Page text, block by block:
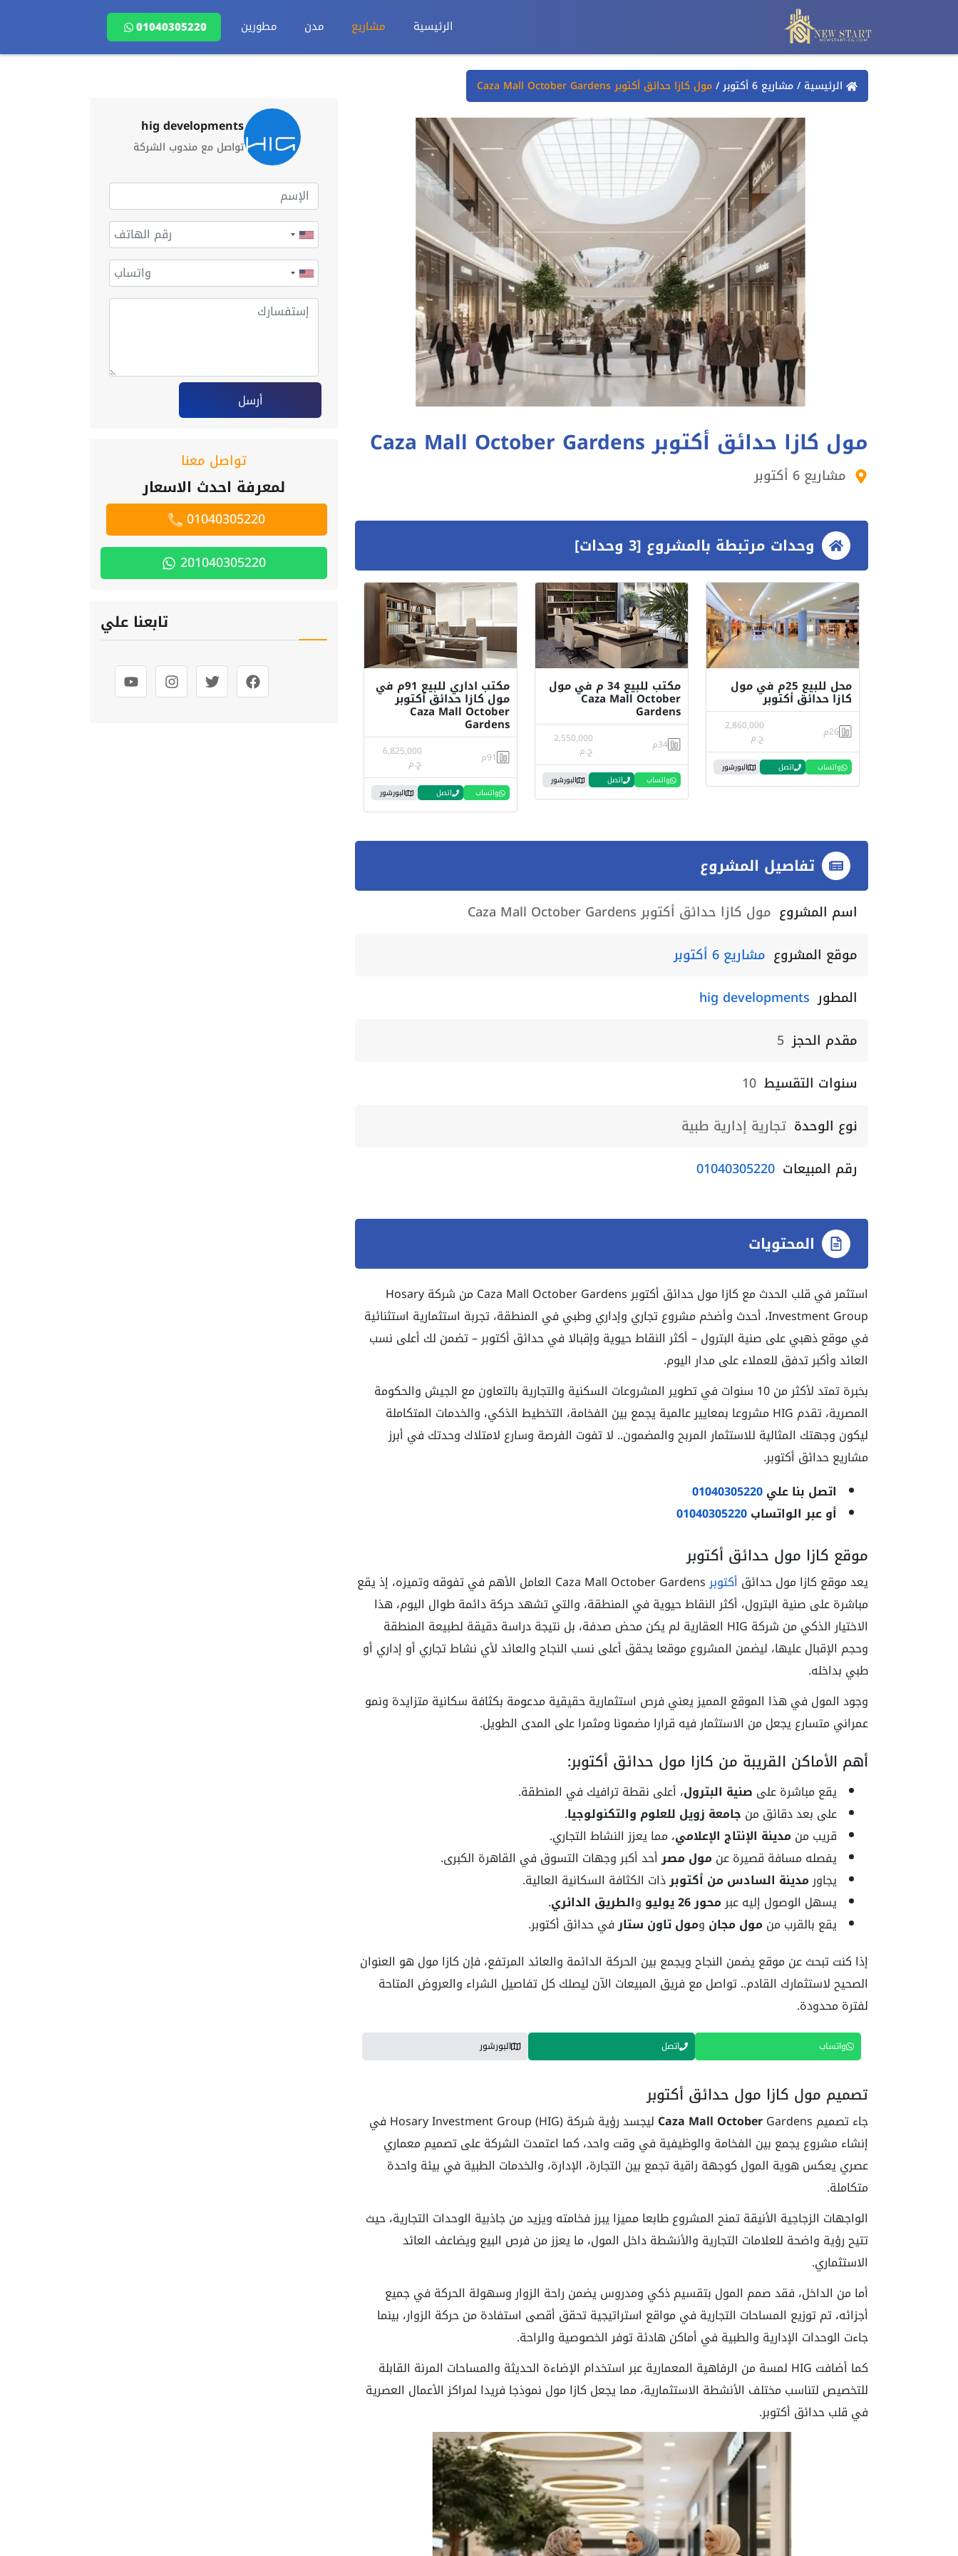
الرئيسية مشاريع مدن مطورين 01040305220
الرئيسية /مشاريع 6 أكتوبر /مول كازا حدائق أكتوبر Caza Mall October Gardens
مول كازا حدائق أكتوبر Caza Mall October Gardens
مشاريع 6 أكتوبر
وحدات مرتبطة بالمشروع [3 وحدات]
محل للبيع 25م في مول
كازا حدائق أكتوبر
26م
2,860,000
ج.م
واتساب اتصل البورشور
مكتب للبيع 34 م في مول
Caza Mall October
Gardens
34م
2,550,000
ج.م
واتساب اتصل البورشور
مكتب اداري للبيع 91م في
مول كازا حدائق أكتوبر
Caza Mall October
Gardens
91م
6,825,000
ج.م
واتساب اتصل البورشور
تفاصيل المشروع
اسم المشروع مول كازا حدائق أكتوبر Caza Mall October Gardens
موقع المشروع مشاريع 6 أكتوبر
المطور hig developments
مقدم الحجز 5
سنوات التقسيط 10
نوع الوحدة تجارية إدارية طبية
رقم المبيعات 01040305220
المحتويات
استثمر في قلب الحدث مع كازا مول حدائق أكتوبر Caza Mall October Gardens من شركة Hosary
Investment Group، أحدث وأضخم مشروع تجاري وإداري وطبي في المنطقة، تجربة استثمارية استثنائية
في موقع ذهبي على صنية البترول – أكثر النقاط حيوية وإقبالا في حدائق أكتوبر – تضمن لك أعلى نسب
العائد وأكبر تدفق للعملاء على مدار اليوم.
بخبرة تمتد لأكثر من 10 سنوات في تطوير المشروعات السكنية والتجارية بالتعاون مع الجيش والحكومة
المصرية، تقدم HIG مشروعا بمعايير عالمية يجمع بين الفخامة، التخطيط الذكي، والخدمات المتكاملة
ليكون وجهتك المثالية للاستثمار المربح والمضمون.. لا تفوت الفرصة وسارع لامتلاك وحدتك في أبرز
مشاريع حدائق أكتوبر.
اتصل بنا علي01040305220
أو عبر الواتساب01040305220
موقع كازا مول حدائق أكتوبر
يعد موقع كازا مول حدائق أكتوبر
Caza Mall October Gardens العامل الأهم في تفوقه وتميزه، إذ يقع
مباشرة على صنية البترول، أكثر النقاط حيوية في المنطقة، والتي تشهد حركة دائمة طوال اليوم، هذا
الاختيار الذكي من شركة HIG العقارية لم يكن محض صدفة، بل نتيجة دراسة دقيقة لطبيعة المنطقة
وحجم الإقبال عليها، ليضمن المشروع موقعا يحقق أعلى نسب النجاح والعائد لأي نشاط تجاري أو إداري أو
طبي بداخله.
وجود المول في هذا الموقع المميز يعني فرص استثمارية حقيقية مدعومة بكثافة سكانية متزايدة ونمو
عمراني متسارع يجعل من الاستثمار فيه قرارا مضمونا ومثمرا على المدى الطويل.
أهم الأماكن القريبة من كازا مول حدائق أكتوبر:
يقع مباشرة على صنية البترول، أعلى نقطة ترافيك في المنطقة.
على بعد دقائق من جامعة زويل للعلوم والتكنولوجيا.
قريب منمدينة الإنتاج الإعلامي، مما يعزز النشاط التجاري.
يفصله مسافة قصيرة عنمول مصرأحد أكبر وجهات التسوق في القاهرة الكبرى.
يجاورمدينة السادس من أكتوبرذات الكثافة السكانية العالية.
يسهل الوصول إليه عبرمحور 26 يوليو والطريق الدائري.
يقع بالقرب منمول مجان ومول تاون ستارفي حدائق أكتوبر.
إذا كنت تبحث عن موقع يضمن النجاح ويجمع بين الحركة الدائمة والعائد المرتفع، فإن كازا مول هو العنوان
الصحيح لاستثمارك القادم.. تواصل مع فريق المبيعات الآن ليصلك كل تفاصيل الشراء والعروض المتاحة
لفترة محدودة.
واتساب اتصل البورشور
تصميم مول كازا مول حدائق أكتوبر
جاء تصميم Caza Mall October
Gardens ليجسد رؤية شركة Hosary Investment Group (HIG) في
إنشاء مشروع يجمع بين الفخامة والوظيفية في وقت واحد، كما اعتمدت الشركة على تصميم معماري
عصري يعكس هوية المول كوجهة راقية تجمع بين التجارة، الإدارة، والخدمات الطبية في بيئة واحدة
متكاملة.
الواجهات الزجاجية الأنيقة تمنح المشروع طابعا مميزا يبرز فخامته ويزيد من جاذبية الوحدات التجارية، حيث
تتيح رؤية واضحة للعلامات التجارية والأنشطة داخل المول، ما يعزز من فرص البيع ويضاعف العائد
الاستثماري.
أما من الداخل، فقد صمم المول بتقسيم ذكي ومدروس يضمن راحة الزوار وسهولة الحركة في جميع
أجزائه، تم توزيع المساحات التجارية في مواقع استراتيجية تحقق أقصى استفادة من حركة الزوار، بينما
جاءت الوحدات الإدارية والطبية في أماكن هادئة توفر الخصوصية والراحة.
كما أضافت HIG لمسة من الرفاهية المعمارية عبر استخدام الإضاءة الحديثة والمساحات المرنة القابلة
للتخصيص لتناسب مختلف الأنشطة الاستثمارية، مما يجعل كازا مول نموذجا فريدا لمراكز الأعمال العصرية
في قلب حدائق أكتوبر.
hig developments
تواصل مع مندوب الشركة
أرسل
تواصل معنا
لمعرفة احدث الاسعار
01040305220
201040305220
تابعنا علي